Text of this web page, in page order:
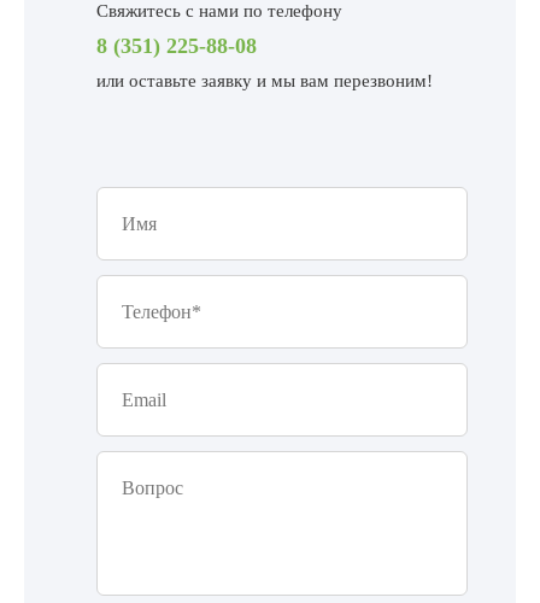
Свяжитесь с нами по телефону
8 (351) 225-88-08
или оставьте заявку и мы вам перезвоним!